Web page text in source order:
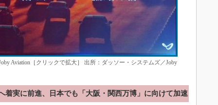
Aviation［クリックで拡大］ 出所：ダッソー・システムズ／Joby
着実に前進、日本でも「大阪・関西万博」に向けて加速